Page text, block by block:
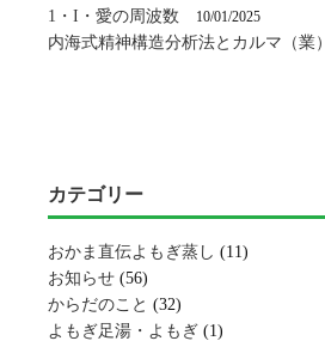
1・I・愛の周波数 10/01/2025
内海式精神構造分析法とカルマ（業）
カテゴリー
おかま直伝よもぎ蒸し (11)
お知らせ (56)
からだのこと (32)
よもぎ足湯・よもぎ (1)